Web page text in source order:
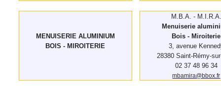
M.B.A. - M.I.R.A.
Menuiserie
MENUISERIE ALUMINIUM
Bois - Miroiterie
BOIS - MIROITERIE
3, avenue
28380 Saint-Rémy-
02 37 48 96 34
mbamira@bbox.fr